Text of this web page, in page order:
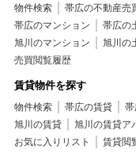
物件検索 帯広の不動産売
帯広のマンション
帯広の
旭川のマンション
旭川の
売買閲覧履歴
賃貸物件を探す
物件検索 帯広の賃貸 帯
旭川の賃貸
旭川の賃貸ア
お気に入りリスト
賃貸閲